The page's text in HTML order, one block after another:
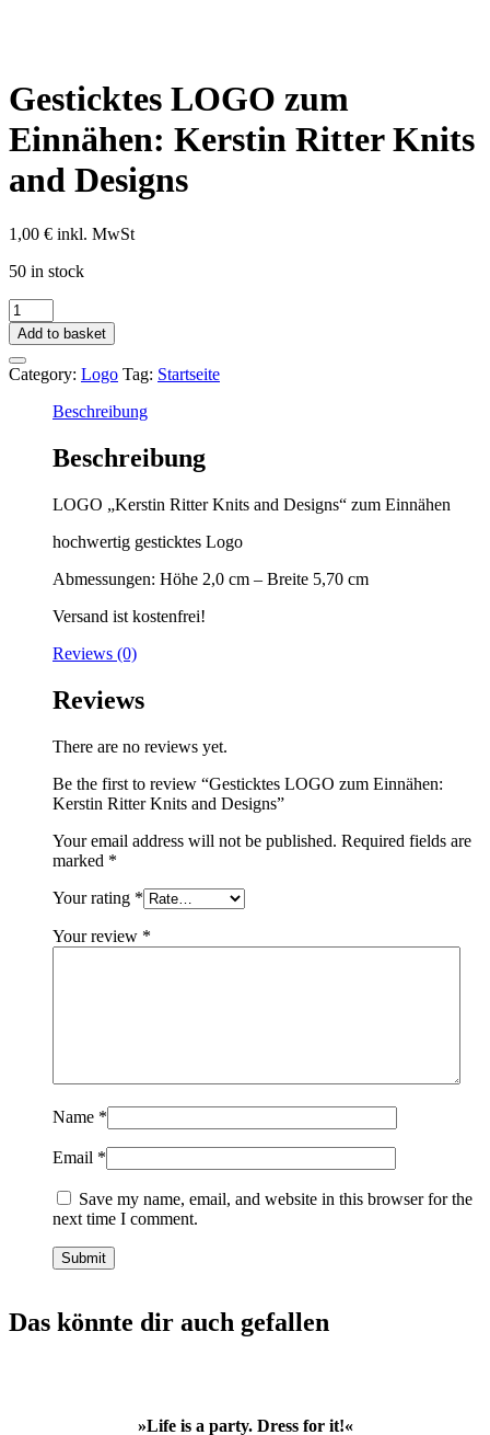
Gesticktes LOGO zum
Einnähen: Kerstin Ritter Knits
and Designs
1,00 € inkl. MwSt
50 in stock
Gesticktes
LOGO
zum
Einnähen:
Kerstin
Designs
Add to basket
Category: Logo Tag: Startseite
Beschreibung
Beschreibung
LOGO „Kerstin Ritter Knits and Designs“ zum Einnähen
hochwertig gesticktes Logo
Abmessungen: Höhe 2,0 cm – Breite 5,70 cm
Versand ist kostenfrei!
Reviews (0)
Reviews
There are no reviews yet.
Be the first to review “Gesticktes LOGO zum Einnähen:
Kerstin Ritter Knits and Designs”
Your email address will not be published. Required fields are
marked *
Your rating *
Your review *
Name *
Email *
Save my name, email, and website in this browser for the
next time I comment.
Das könnte dir auch gefallen
»Life is a party. Dress for it!«